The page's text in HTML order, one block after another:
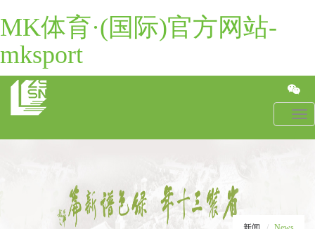
MK体育·(国际)官方网站-
mksport